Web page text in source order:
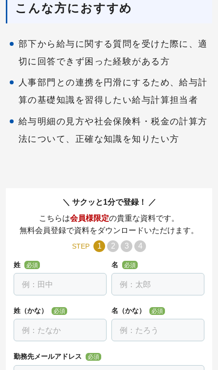
こんな方におすすめ
部下から給与に関する質問を受けた際に、適
切に回答できず困った経験がある方
人事部門との連携を円滑にするため、給与計
算の基礎知識を習得したい給与計算担当者
給与明細の見方や社会保険料・税金の計算方
法について、正確な知識を知りたい方
サクッと1分で登録！
こちらは会員様限定の貴重な資料です。
無料会員登録で資料をダウンロードいただけます。
STEP 1 2 3 4
姓 必須 名 必須
姓（かな） 必須 名（かな） 必須
勤務先メールアドレス 必須